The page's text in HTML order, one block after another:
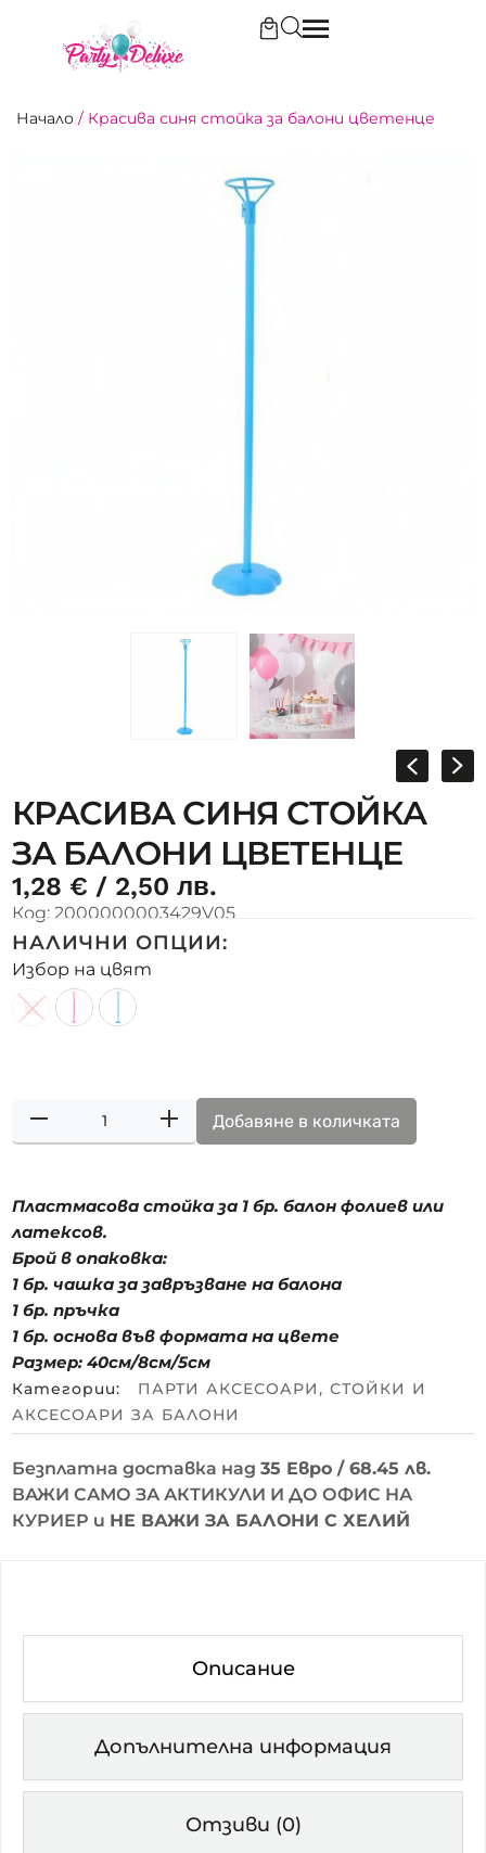
Начало / Красива синя стойка за балони цветенце
КРАСИВА СИНЯ СТОЙКА
ЗА БАЛОНИ ЦВЕТЕНЦЕ
1,28 € / 2,50 лв.
Код: 2000000003429V05
НАЛИЧНИ ОПЦИИ:
Избор на цвят
Добавяне в количката
Пластмасова стойка за 1 бр. балон фолиев или
латексов.
Брой в опаковка:
1 бр. чашка за завръзване на балона
1 бр. пръчка
1 бр. основа във формата на цвете
Размер: 40см/8см/5см
Категории: ПАРТИ АКСЕСОАРИ,СТОЙКИ И
АКСЕСОАРИ ЗА БАЛОНИ
Безплатна доставка над35 Евро / 68.45 лв.
ВАЖИ САМО ЗА АКТИКУЛИ И ДО ОФИС НА
КУРИЕР и НЕ ВАЖИ ЗА БАЛОНИ С ХЕЛИЙ
Описание
Допълнителна информация
Отзиви (0)